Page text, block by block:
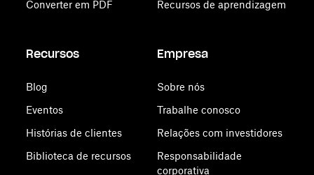
Converter em PDF
Recursos de aprendizagem
Recursos
Blog
Eventos
Histórias de clientes
Biblioteca de recursos
Empresa
Sobre nós
Trabalhe conosco
Relações com investidores
Responsabilidade
corporativa